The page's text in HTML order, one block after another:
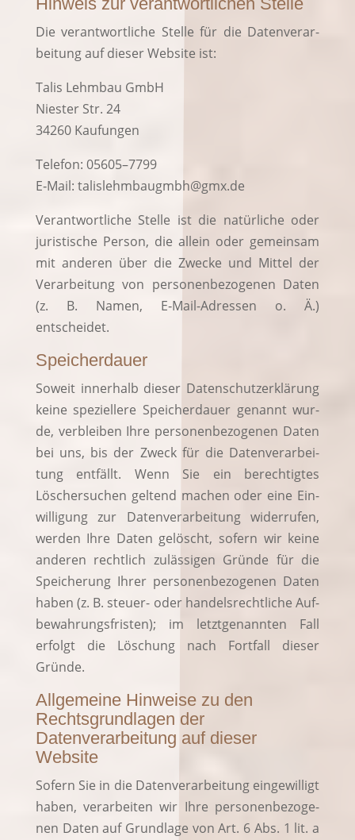
Die ver­ant­wort­li­che Stel­le für die Daten­ver­ar­
bei­tung auf die­ser Web­site ist:
Talis Lehm­bau GmbH
Nies­ter Str. 24
34260 Kau­fun­gen
Tele­fon: 05605–7799
E‑Mail: talislehmbaugmbh@gmx.de
Ver­ant­wort­li­che Stel­le ist die natür­li­che oder
juris­ti­sche Per­son, die allein oder gemein­sam
mit ande­ren über die Zwe­cke und Mit­tel der
Ver­ar­bei­tung von per­so­nen­be­zo­ge­nen Daten
(z. B. Namen, E‑Mail-Adres­sen o. Ä.)
entscheidet.
Speicherdauer
Soweit inner­halb die­ser Daten­schutz­er­klä­rung
kei­ne spe­zi­el­le­re Spei­cher­dau­er genannt wur­
de, ver­blei­ben Ihre per­so­nen­be­zo­ge­nen Daten
bei uns, bis der Zweck für die Daten­ver­ar­bei­
tung ent­fällt. Wenn Sie ein berech­tig­tes
Löscher­su­chen gel­tend machen oder eine Ein­
wil­li­gung zur Daten­ver­ar­bei­tung wider­ru­fen,
wer­den Ihre Daten gelöscht, sofern wir kei­ne
ande­ren recht­lich zuläs­si­gen Grün­de für die
Spei­che­rung Ihrer per­so­nen­be­zo­ge­nen Daten
haben (z. B. steu­er- oder han­dels­recht­li­che Auf­
be­wah­rungs­fris­ten); im letzt­ge­nann­ten Fall
erfolgt die Löschung nach Fort­fall die­ser
Gründe.
Allgemeine Hinweise zu den
Rechtsgrundlagen der
Datenverarbeitung auf dieser
Website
Sofern Sie in die Daten­ver­ar­bei­tung ein­ge­wil­ligt
haben, ver­ar­bei­ten wir Ihre per­so­nen­be­zo­ge­
nen Daten auf Grund­la­ge von Art. 6 Abs. 1 lit. a